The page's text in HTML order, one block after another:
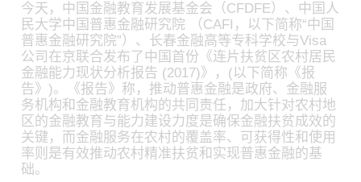
今天，中国金融教育发展基金会（CFDFE）、中国人
民大学中国普惠金融研究院 （CAFI，以下简称“中国
普惠金融研究院”）、长春金融高等专科学校与Visa
公司在京联合发布了中国首份《连片扶贫区农村居民
金融能力现状分析报告 (2017)》，(以下简称《报
告》)。《报告》称，推动普惠金融是政府、金融服
务机构和金融教育机构的共同责任，加大针对农村地
区的金融教育与能力建设力度是确保金融扶贫成效的
关键，而金融服务在农村的覆盖率、可获得性和使用
率则是有效推动农村精准扶贫和实现普惠金融的基
础。